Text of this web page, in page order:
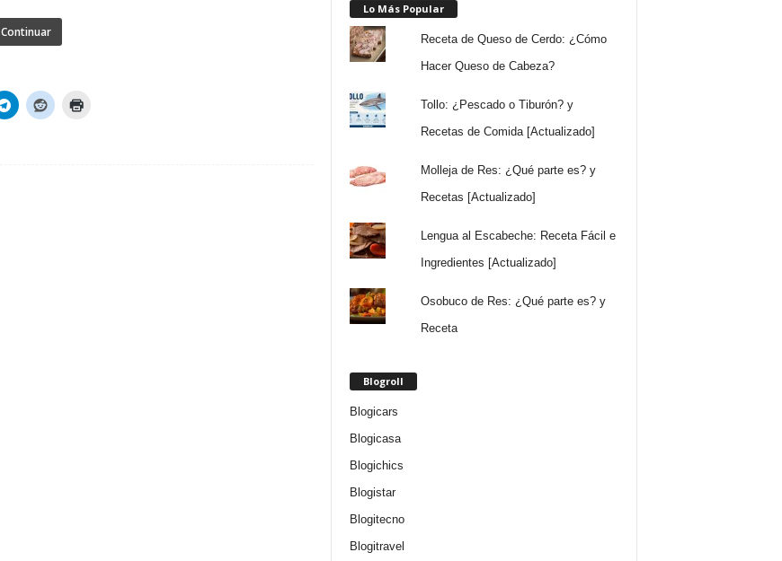
Continuar
Lo Más Popular
Receta de Queso de Cerdo: ¿Cómo
Hacer Queso de Cabeza?
Tollo: ¿Pescado o Tiburón? y
Recetas de Comida [Actualizado]
Molleja de Res: ¿Qué parte es? y
Recetas [Actualizado]
Lengua al Escabeche: Receta Fácil e
Ingredientes [Actualizado]
Osobuco de Res: ¿Qué parte es? y
Receta
Blogroll
Blogicars
Blogicasa
Blogichics
Blogistar
Blogitecno
Blogitravel